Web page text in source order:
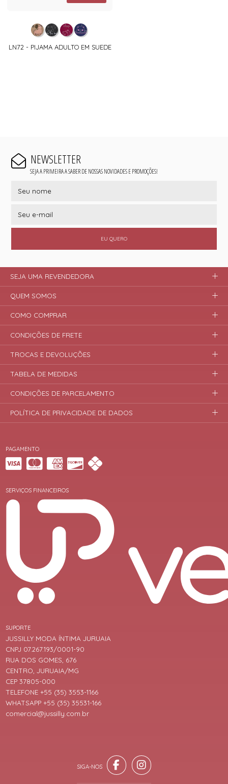
LN72 - PIJAMA ADULTO EM SUEDE
NEWSLETTER
SEJA A PRIMEIRA A SABER DE NOSSAS NOVIDADES E PROMOÇÕES!
EU QUERO
PAGAMENTO
SERVIÇOS FINANCEIROS
SUPORTE
JUSSILLY MODA ÍNTIMA JURUAIA
CNPJ 07.267.193/0001-90
RUA DOS GOMES, 676
CENTRO, JURUAIA/MG
CEP 37805-000
TELEFONE +55 (35) 3553-1166
WHATSAPP +55 (35) 35531-166
comercial@jussilly.com.br
SEJA UMA REVENDEDORA
QUEM SOMOS
COMO COMPRAR
CONDIÇÕES DE FRETE
TROCAS E DEVOLUÇÕES
TABELA DE MEDIDAS
CONDIÇÕES DE PARCELAMENTO
POLÍTICA DE PRIVACIDADE DE DADOS